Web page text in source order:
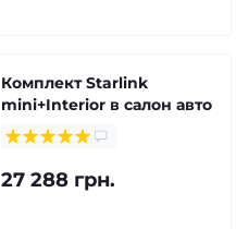
Комплект Starlink
mini+Interior в салон авто
27 288 грн.